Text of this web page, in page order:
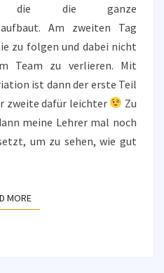
die die ganze
Am zweiten Tag
zu folgen und dabei nicht
Team zu verlieren. Mit
ist dann der erste Teil
zweite dafür leichter
Zu
meine Lehrer mal noch
um zu sehen, wie gut
MOREREAD MORE